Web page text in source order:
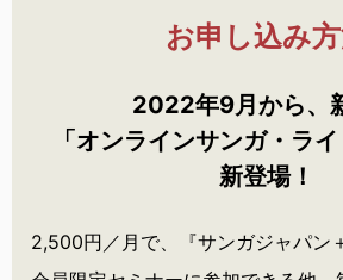
お申し込み
2022年9月から、
「オンラインサンガ・ ラ
新登場！
2,500円／月で、『サンガジャパン